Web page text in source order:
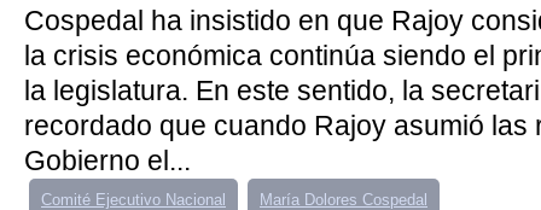
Cospedal ha insistido en que Rajoy
la crisis económica continúa siendo el
la legislatura. En este sentido, la
recordado que cuando Rajoy asumió las
Gobierno el...
Comité Ejecutivo Nacional María Dolores Cospedal